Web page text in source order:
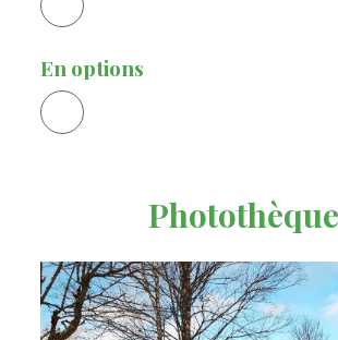
En options
Photothèque